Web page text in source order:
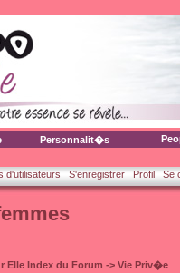
Personnalit�s
d'utilisateurs S'enregistrer Profil Se
Elle Index du Forum -> Vie Priv�e